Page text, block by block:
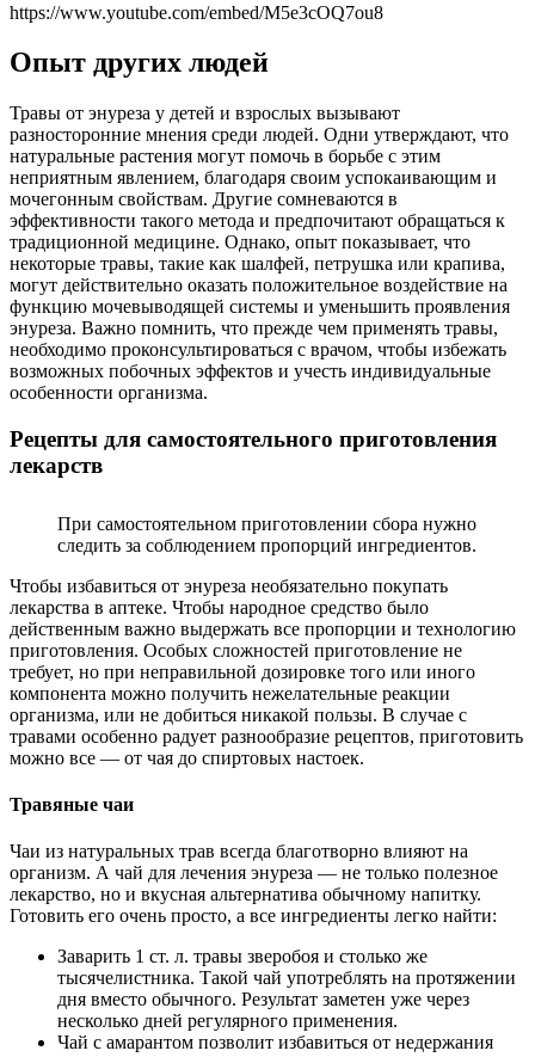
https://www.youtube.com/embed/M5e3cOQ7ou8
Опыт других людей
Травы от энуреза у детей и взрослых вызывают
разносторонние мнения среди людей. Одни утверждают, что
натуральные растения могут помочь в борьбе с этим
неприятным явлением, благодаря своим успокаивающим и
мочегонным свойствам. Другие сомневаются в
эффективности такого метода и предпочитают обращаться к
традиционной медицине. Однако, опыт показывает, что
некоторые травы, такие как шалфей, петрушка или крапива,
могут действительно оказать положительное воздействие на
функцию мочевыводящей системы и уменьшить проявления
энуреза. Важно помнить, что прежде чем применять травы,
необходимо проконсультироваться с врачом, чтобы избежать
возможных побочных эффектов и учесть индивидуальные
особенности организма.
Рецепты для самостоятельного приготовления
лекарств
При самостоятельном приготовлении сбора нужно
следить за соблюдением пропорций ингредиентов.
Чтобы избавиться от энуреза необязательно покупать
лекарства в аптеке. Чтобы народное средство было
действенным важно выдержать все пропорции и технологию
приготовления. Особых сложностей приготовление не
требует, но при неправильной дозировке того или иного
компонента можно получить нежелательные реакции
организма, или не добиться никакой пользы. В случае с
травами особенно радует разнообразие рецептов, приготовить
можно все — от чая до спиртовых настоек.
Травяные чаи
Чаи из натуральных трав всегда благотворно влияют на
организм. А чай для лечения энуреза — не только полезное
лекарство, но и вкусная альтернатива обычному напитку.
Готовить его очень просто, а все ингредиенты легко найти:
Заварить 1 ст. л. травы зверобоя и столько же
тысячелистника. Такой чай употреблять на протяжении
дня вместо обычного. Результат заметен уже через
несколько дней регулярного применения.
Чай с амарантом позволит избавиться от недержания